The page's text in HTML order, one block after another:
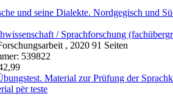
und seine Dialekte. Nordgegisch und
/ Sprachforschung
, 2020 91 Seiten
539822
Material zur Prüfung der
për teste